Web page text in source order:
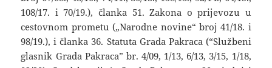
108/17. i 70/19.), članka 51. Zakona o prijevozu u
cestovnom prometu („Narodne novine“ broj 41/18. i
98/19.), i članka 36. Statuta Grada Pakraca (“Službeni
glasnik Grada Pakraca” br. 4/09, 1/13, 6/13, 3/15, 1/18,